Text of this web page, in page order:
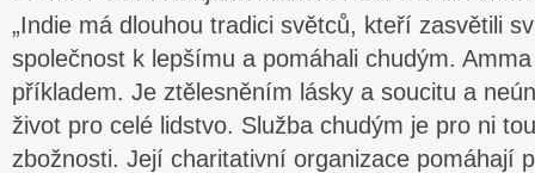
„Indie má dlouhou tradici světců, kteří zasvětili
společnost k lepšímu a pomáhali chudým.
příkladem. Je ztělesněním lásky a soucitu a
život pro celé lidstvo. Služba chudým je pro ni
zbožnosti. Její charitativní organizace pomáhají